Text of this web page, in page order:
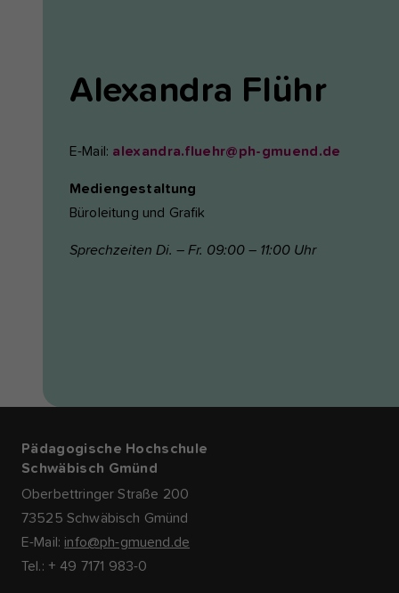
Alexandra Flühr
E-Mail: alexandra.fluehr@ph-gmuend.de
Mediengestaltung
Büroleitung und Grafik
Sprechzeiten Di. – Fr. 09:00 – 11:00 Uhr
Pädagogische Hochschule
Schwäbisch Gmünd
Oberbettringer Straße 200
73525 Schwäbisch Gmünd
E-Mail: info@ph-gmuend.de
Tel.: + 49 7171 983-0